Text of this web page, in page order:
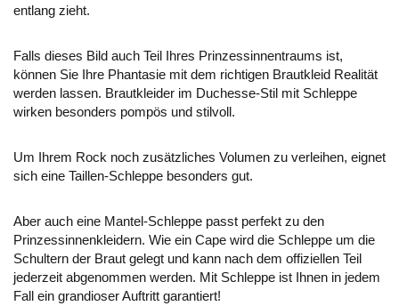
entlang zieht.
Falls dieses Bild auch Teil Ihres Prinzessinnentraums ist,
können Sie Ihre Phantasie mit dem richtigen Brautkleid Realität
werden lassen. Brautkleider im Duchesse-Stil mit Schleppe
wirken besonders pompös und stilvoll.
Um Ihrem Rock noch zusätzliches Volumen zu verleihen, eignet
sich eine Taillen-Schleppe besonders gut.
Aber auch eine Mantel-Schleppe passt perfekt zu den
Prinzessinnenkleidern. Wie ein Cape wird die Schleppe um die
Schultern der Braut gelegt und kann nach dem offiziellen Teil
jederzeit abgenommen werden. Mit Schleppe ist Ihnen in jedem
Fall ein grandioser Auftritt garantiert!